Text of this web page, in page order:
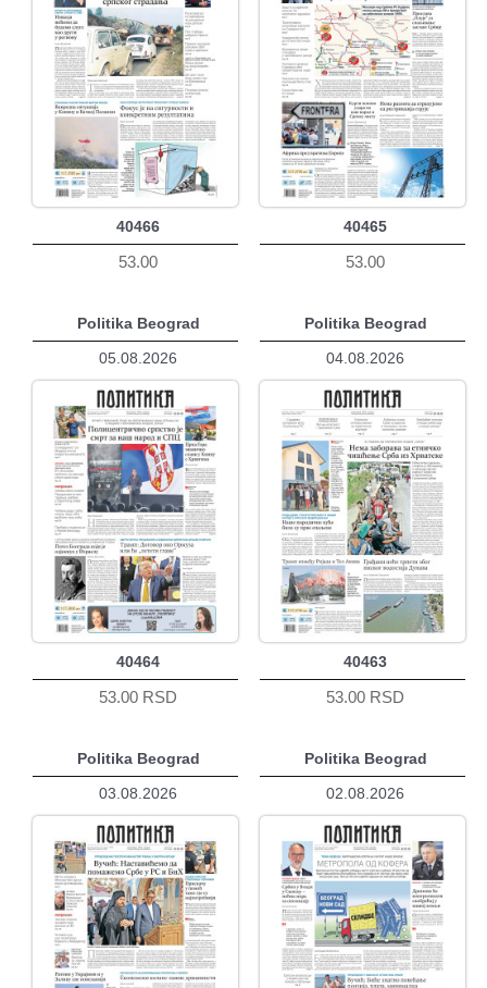
40466
53.00
40465
53.00
Politika Beograd
05.08.2026
40464
53.00 RSD
Politika Beograd
04.08.2026
40463
53.00 RSD
Politika Beograd
03.08.2026
Politika Beograd
02.08.2026